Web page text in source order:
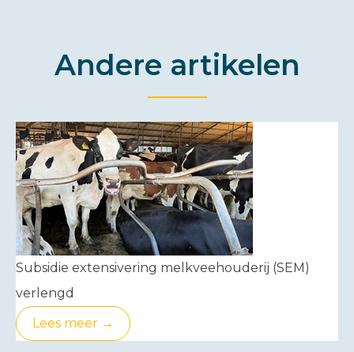
Andere artikelen
Subsidie extensivering melkveehouderij (SEM)
verlengd
Lees meer →